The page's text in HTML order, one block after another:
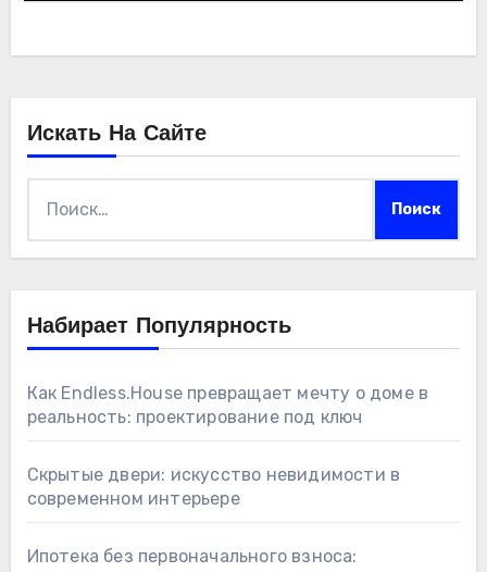
Искать На Сайте
Набирает Популярность
Как Endless.House превращает мечту о доме в
реальность: проектирование под ключ
Скрытые двери: искусство невидимости в
современном интерьере
Ипотека без первоначального взноса: